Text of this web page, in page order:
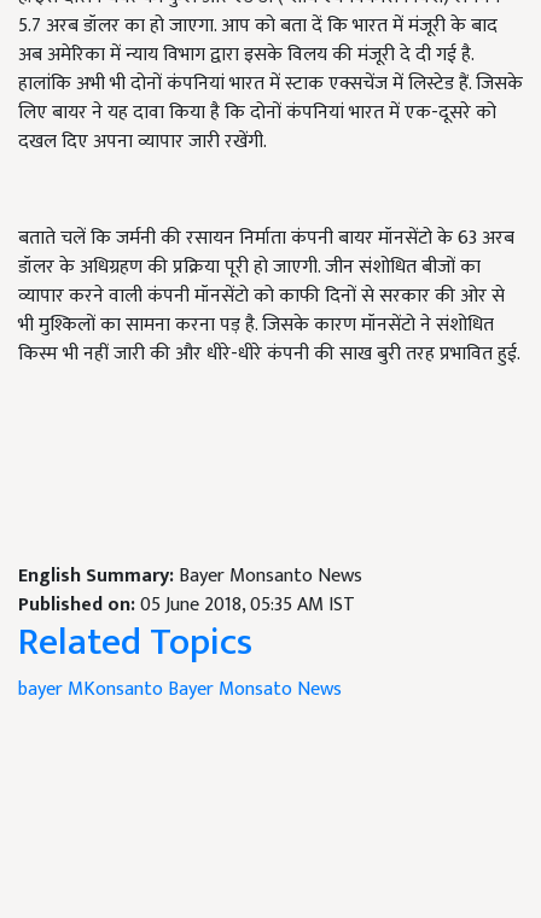
5.7 अरब डॉलर का हो जाएगा. आप को बता दें कि भारत में मंजूरी के बाद
अब अमेरिका में न्याय विभाग द्वारा इसके विलय की मंजूरी दे दी गई है.
हालांकि अभी भी दोनों कंपनियां भारत में स्टाक एक्सचेंज में लिस्टेड हैं. जिसके
लिए बायर ने यह दावा किया है कि दोनों कंपनियां भारत में एक-दूसरे को
दखल दिए अपना व्यापार जारी रखेंगी.
बताते चलें कि जर्मनी की रसायन निर्माता कंपनी बायर मॉनसेंटो के 63 अरब
डॉलर के अधिग्रहण की प्रक्रिया पूरी हो जाएगी. जीन संशोधित बीजों का
व्यापार करने वाली कंपनी मॉनसेंटो को काफी दिनों से सरकार की ओर से
भी मुश्किलों का सामना करना पड़ है. जिसके कारण मॉनसेंटो ने संशोधित
किस्म भी नहीं जारी की और धीरे-धीरे कंपनी की साख बुरी तरह प्रभावित हुई.
English Summary:Bayer Monsanto News
Published on:05 June 2018, 05:35 AM IST
Related Topics
bayerMKonsantoBayer Monsato News